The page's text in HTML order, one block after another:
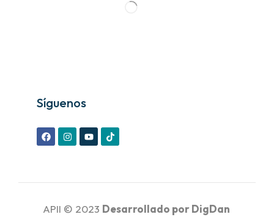
Síguenos
APII © 2023 Desarrollado porDigDan